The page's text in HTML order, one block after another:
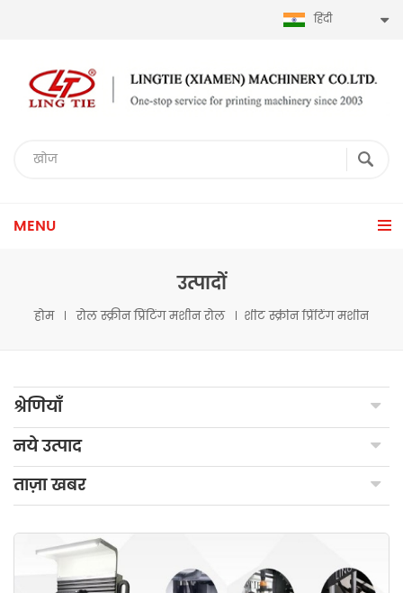
हिंदी
MENU
उत्पादों
होम रोल स्क्रीन प्रिंटिंग मशीन रोल शीट स्क्रीन प्रिंटिंग मशीन
श्रेणियाँ
नये उत्पाद
ताज़ा खबर